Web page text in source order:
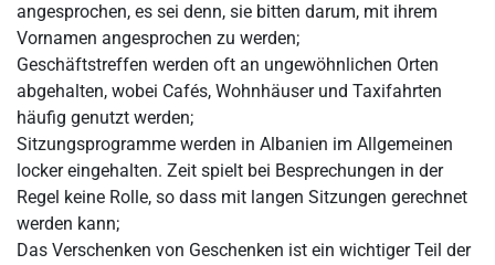
angesprochen, es sei denn, sie bitten darum, mit ihrem
Vornamen angesprochen zu werden;
Geschäftstreffen werden oft an ungewöhnlichen Orten
abgehalten, wobei Cafés, Wohnhäuser und Taxifahrten
häufig genutzt werden;
Sitzungsprogramme werden in Albanien im Allgemeinen
locker eingehalten. Zeit spielt bei Besprechungen in der
Regel keine Rolle, so dass mit langen Sitzungen gerechnet
werden kann;
Das Verschenken von Geschenken ist ein wichtiger Teil der